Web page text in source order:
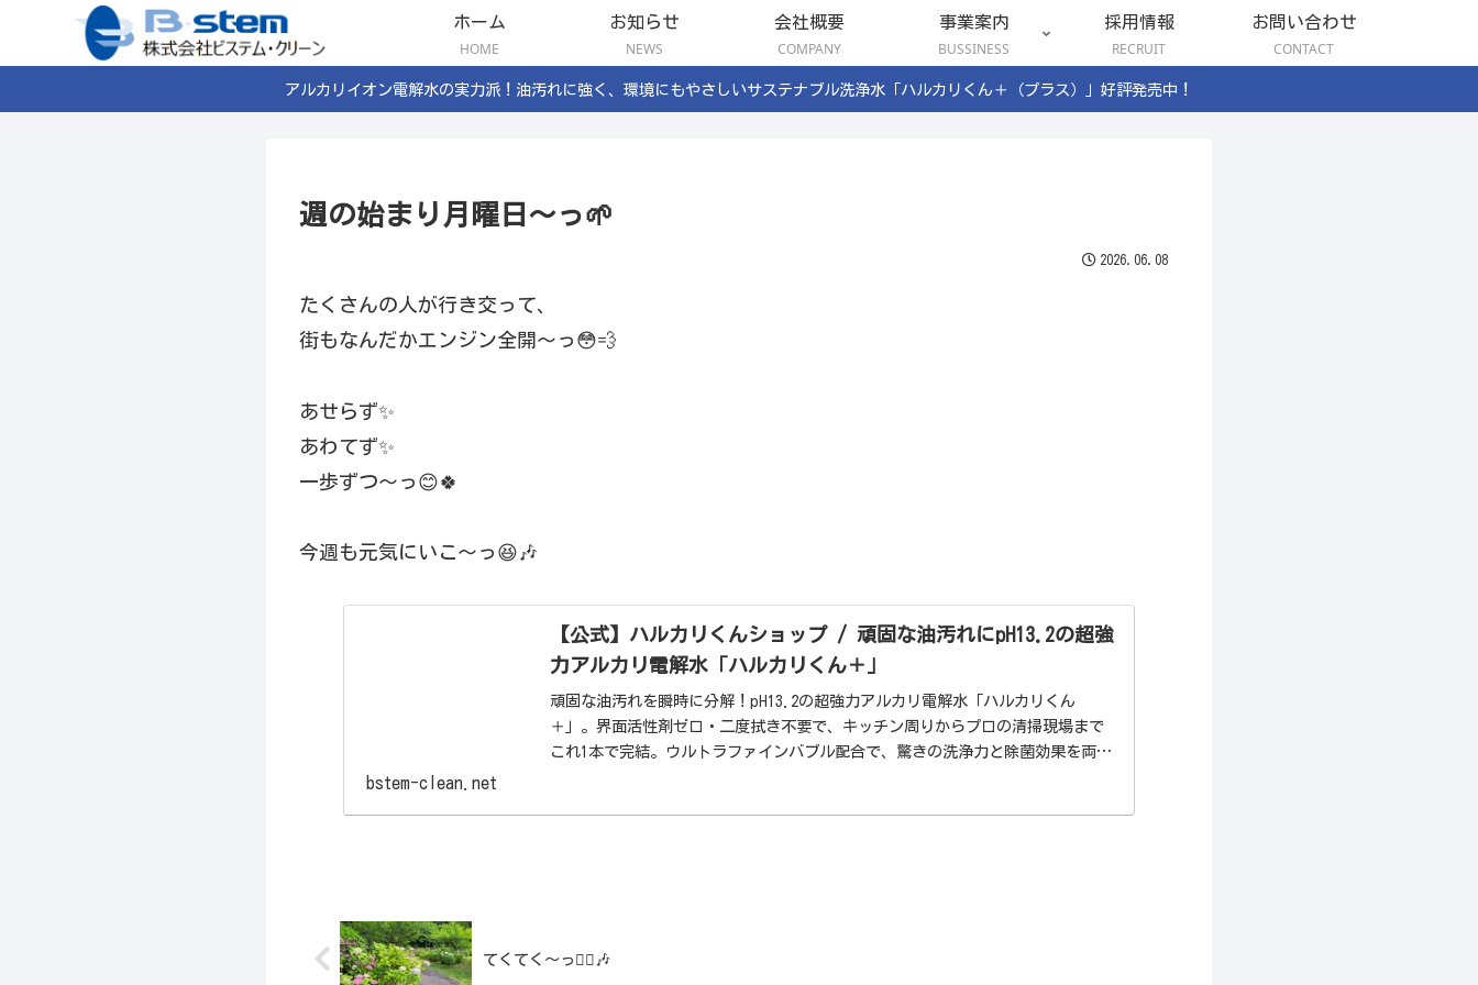
ホーム
HOME
お知らせ
NEWS
会社概要
COMPANY
事業案内
BUSSINESS
採用情報
RECRUIT
お問い合わせ
CONTACT
アルカリイオン電解水の実力派！油汚れに強く、環境にもやさしいサステナブル洗浄水「ハルカリくん＋（プラス）」好評発売中！
週の始まり月曜日〜っ🌱
2026.06.08
たくさんの人が行き交って、
街もなんだかエンジン全開〜っ😳💨
あせらず✨
あわてず✨
一歩ずつ〜っ😊🍀
今週も元気にいこ〜っ😆🎶
【公式】ハルカリくんショップ / 頑固な油汚れにpH13.2の超強
力アルカリ電解水「ハルカリくん＋」
頑固な油汚れを瞬時に分解！pH13.2の超強力アルカリ電解水「ハルカリくん
＋」。界面活性剤ゼロ・二度拭き不要で、キッチン周りからプロの清掃現場まで
これ1本で完結。ウルトラファインバブル配合で、驚きの洗浄力と除菌効果を両立
bstem-clean.net
てくてく〜っ🚶‍♂️🎶